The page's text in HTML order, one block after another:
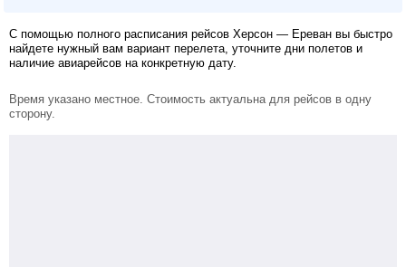
С помощью полного расписания рейсов Херсон — Ереван вы быстро
найдете нужный вам вариант перелета, уточните дни полетов и
наличие авиарейсов на конкретную дату.
Время указано местное. Стоимость актуальна для рейсов в одну
сторону.